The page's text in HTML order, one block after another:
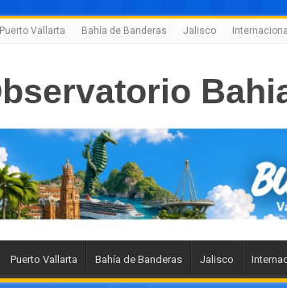
Puerto Vallarta Bahía de Banderas Jalisco Internacional
Puerto Vallarta Bahía de Banderas Jalisco